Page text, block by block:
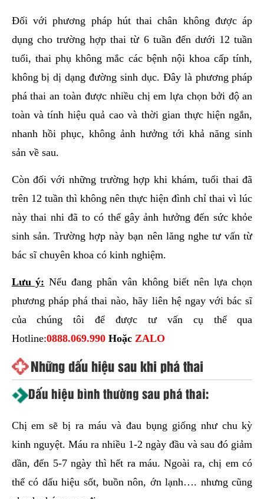
Đối với phương pháp hút thai chân không được áp
dụng cho trường hợp thai từ 6 tuần đến dưới 12 tuần
tuổi, thai phụ không mắc các bệnh nội khoa cấp tính,
không bị dị dạng đường sinh dục. Đây là phương pháp
phá thai an toàn được nhiều chị em lựa chọn bởi độ an
toàn và tính hiệu quả cao và thời gian thực hiện ngắn,
nhanh hồi phục, không ảnh hưởng tới khả năng sinh
sản về sau.
Còn đối với những trường hợp khi khám, tuổi thai đã
trên 12 tuần thì không nên thực hiện đình chỉ thai vì lúc
này thai nhi đã to có thể gây ảnh hưởng đến sức khỏe
sinh sản. Trường hợp này bạn nên lăng nghe tư vấn từ
bác sĩ chuyên khoa có kinh nghiệm.
Lưu ý: Nếu đang phân vân không biết nên lựa chọn
phương pháp phá thai nào, hãy liên hệ ngay với bác sĩ
của chúng tôi để được tư vấn cụ thể qua
Hotline:0888.069.990 Hoặc ZALO
Những dấu hiệu sau khi phá thai
Dấu hiệu bình thường sau phá thai:
Chị em sẽ bị ra máu và đau bụng giống như chu kỳ
kinh nguyệt. Máu ra nhiều 1-2 ngày đầu và sau đó giảm
dần, đến 5-7 ngày thì hết ra máu. Ngoài ra, chị em có
thể có dấu hiệu sốt, buồn nôn, ớn lạnh…. nhưng cũng